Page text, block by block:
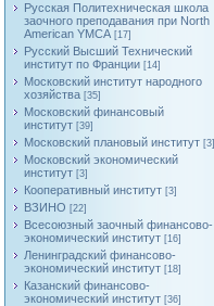
Русская Политехническая школа
заочного преподавания при North
American YMCA [17]
Русский Высший Технический
институт по Франции [14]
Московский институт народного
хозяйства [35]
Московский финансовый
институт [39]
Московский плановый институт [3]
Московский экономический
институт [3]
Кооперативный институт [3]
ВЗИНО [22]
Всесоюзный заочный финансово-
экономический институт [16]
Ленинградский финансово-
экономический институт [18]
Казанский финансово-
экономический институт [36]